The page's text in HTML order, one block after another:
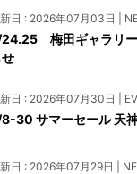
日 : 2026年07月03日 |
梅田ギャラリ
せ
日 : 2026年07月30日 |
30 サマーセール 天
日 : 2026年07月29日 |